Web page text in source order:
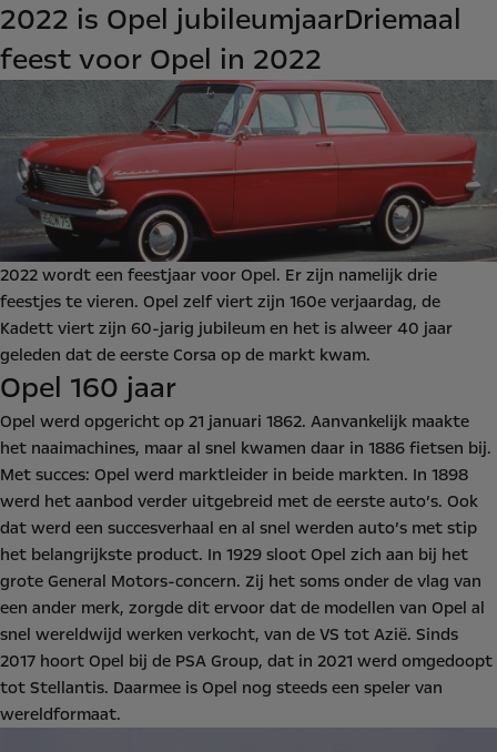
2022 is Opel jubileumjaarDriemaal
feest voor Opel in 2022
2022 wordt een feestjaar voor Opel. Er zijn namelijk drie
feestjes te vieren. Opel zelf viert zijn 160e verjaardag, de
Kadett viert zijn 60-jarig jubileum en het is alweer 40 jaar
geleden dat de eerste Corsa op de markt kwam.
Opel 160 jaar
Opel werd opgericht op 21 januari 1862. Aanvankelijk maakte
het naaimachines, maar al snel kwamen daar in 1886 fietsen bij.
Met succes: Opel werd marktleider in beide markten. In 1898
werd het aanbod verder uitgebreid met de eerste auto’s. Ook
dat werd een succesverhaal en al snel werden auto’s met stip
het belangrijkste product. In 1929 sloot Opel zich aan bij het
grote General Motors-concern. Zij het soms onder de vlag van
een ander merk, zorgde dit ervoor dat de modellen van Opel al
snel wereldwijd werken verkocht, van de VS tot Azië. Sinds
2017 hoort Opel bij de PSA Group, dat in 2021 werd omgedoopt
tot Stellantis. Daarmee is Opel nog steeds een speler van
wereldformaat.